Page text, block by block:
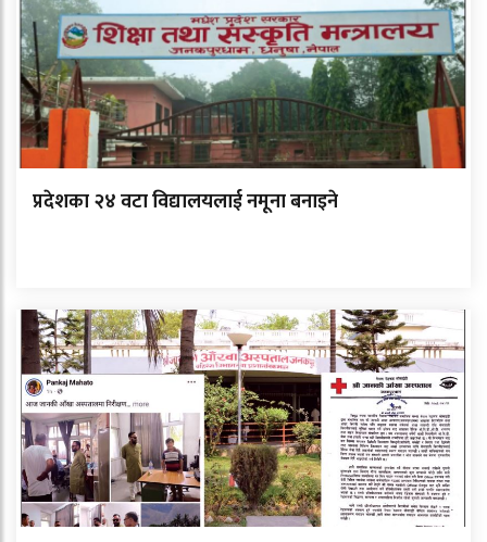
प्रदेशका २४ वटा विद्यालयलाई नमूना बनाइने